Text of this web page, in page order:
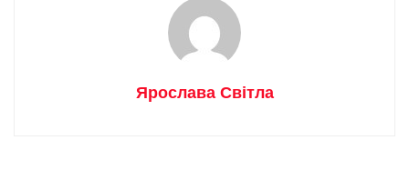
Ярослава Світла